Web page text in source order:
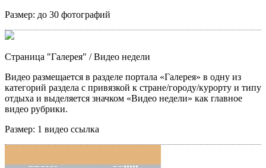
Размер: до 30 фотографий
Страница "Галерея" / Видео недели
Видео размещается в разделе портала «Галерея» в одну из
категорий раздела с привязкой к стране/городу/курорту и типу
отдыха и выделяется значком «Видео недели» как главное
видео рубрики.
Размер: 1 видео ссылка